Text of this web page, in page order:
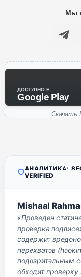
Мы
ДОСТУПНО В
Google Play
Скачать
АНАЛИТИКА:
VERIFIED
Mishaal
«Проведен
проверка
содержит
перехватов
подозрительным
обходит проверку